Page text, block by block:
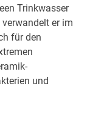
Trinkwasser
er im
für den
und